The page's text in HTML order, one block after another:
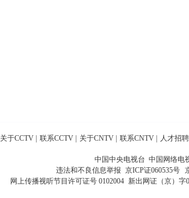
关于CCTV 联系CCTV 关于CNTV 联系CNTV 人才招聘
中国中央电视台 中国网络电
违法和不良信息举报 京ICP证060535号
网上传播视听节目许可证号 0102004 新出网证（京）